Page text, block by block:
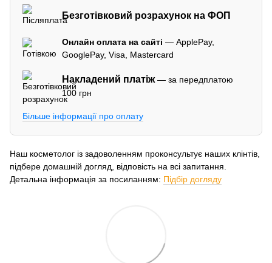
Безготівковий розрахунок на ФОП
Онлайн оплата на сайті — ApplePay,
GooglePay, Visa, Mastercard
Накладений платіж— за передплатою
100 грн
Більше інформації про оплату
Наш косметолог із задоволенням проконсультує наших клінтів,
підбере домашній догляд, відповість на всі запитання.
Детальна інформація за посиланням: Підбір догляду